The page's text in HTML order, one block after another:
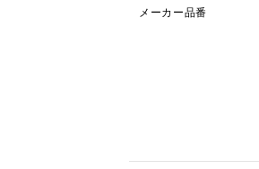
メーカー品番